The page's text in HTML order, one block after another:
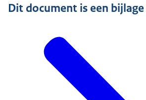
Dit document is een